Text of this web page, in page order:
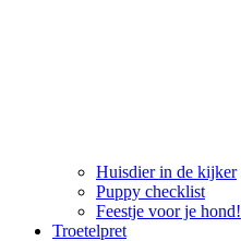
Huisdier in de kijker
Puppy checklist
Feestje voor je hond!
Troetelpret